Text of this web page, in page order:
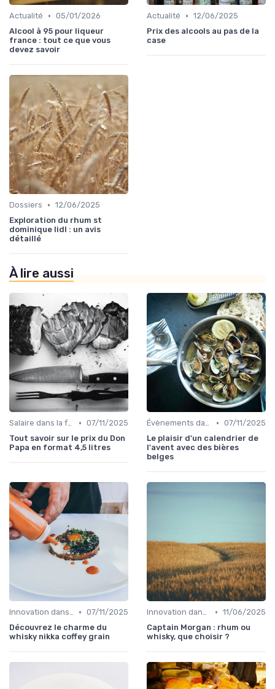
Actualité • 05/01/2026
Alcool à 95 pour liqueur
france : tout ce que vous
devez savoir
Actualité • 12/06/2025
Prix des alcools au pas de la
case
Dossiers • 12/06/2025
Exploration du rhum st
dominique lidl : un avis
détaillé
À lire aussi
Salaire dans la food • 07/11/2025
Tout savoir sur le prix du Don
Papa en format 4,5 litres
Évènements dans la food • 07/11/2025
Le plaisir d'un calendrier de
l'avent avec des bières
belges
Innovation dans la food • 07/11/2025
Découvrez le charme du
whisky nikka coffey grain
Innovation dans la food • 11/06/2025
Captain Morgan : rhum ou
whisky, que choisir ?